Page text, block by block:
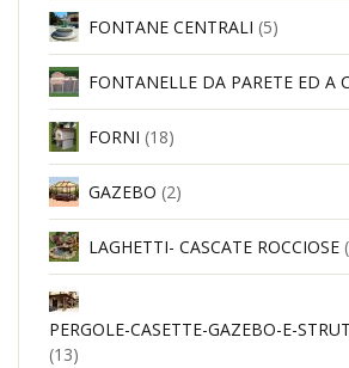
FONTANE CENTRALI (5)
FONTANELLE DA PARETE ED A
FORNI (18)
GAZEBO (2)
LAGHETTI- CASCATE ROCCIOSE
PERGOLE-CASETTE-GAZEBO-E-
(13)